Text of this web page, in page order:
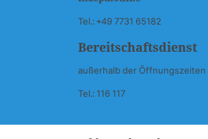
Tel.: +49 7731 65182
Bereitschaftsdienst
außerhalb der Öffnungszeiten
Tel.: 116 117